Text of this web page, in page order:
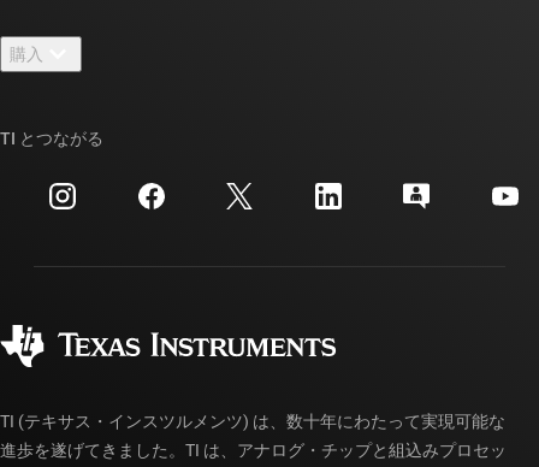
ニュース
イベント
投資家向け情報
TI E2E™ 設計サポート・フォーラム
クロスリファレンス検索
カスタマー・サポート・センター
myTI アカウントの FAQ
購入
ご注文に関する FAQ
TI とつながる
TI (テキサス・インスツルメンツ) は、数十年にわたって実現可能な
進歩を遂げてきました。TI は、アナログ・チップと組込みプロセッ